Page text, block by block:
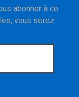
abonner à ce
vous serez